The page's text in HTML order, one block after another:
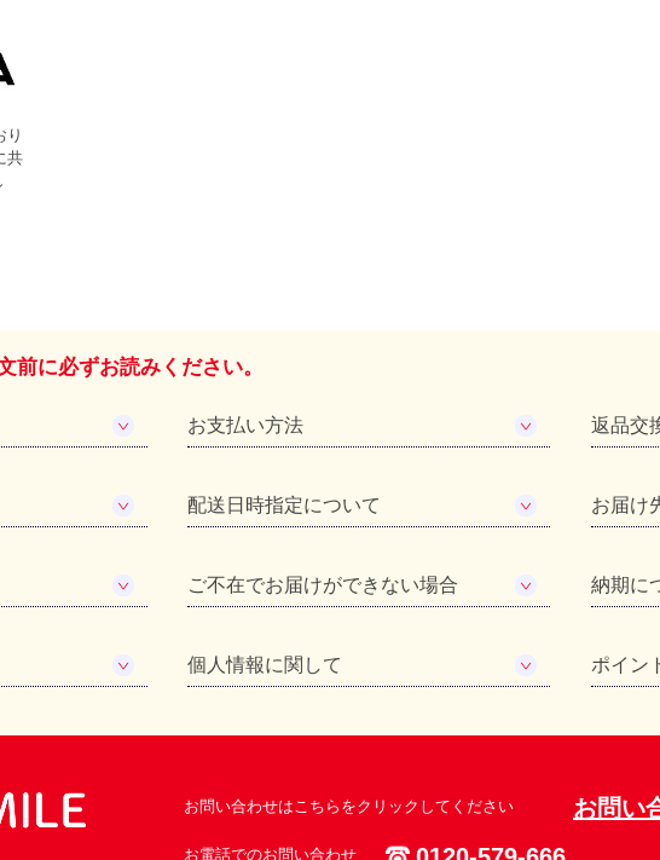
り
共
前に必ずお読みください。
お支払い方法 返品交
配送日時指定について お届け
ご不在でお届けができない場合 納期に
個人情報に関して ポイン
お問い合わせはこちらをクリックしてください お問い
お電話でのお問い合わせ